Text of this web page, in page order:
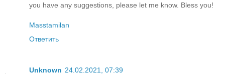
you have any suggestions, please let me know. Bless you!
Masstamilan
Ответить
Unknown 24.02.2021, 07:39